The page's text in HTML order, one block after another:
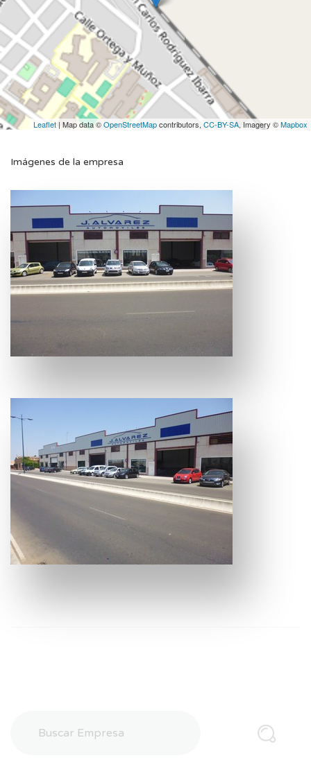
Leaflet | Map data ©OpenStreetMapcontributors, CC-BY-SA , Imagery ©Mapbox
Imágenes de la empresa